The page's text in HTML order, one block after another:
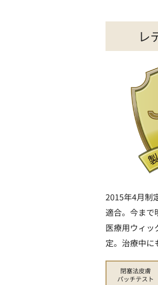
レ
2015年4月制
適合。今まで
医療用ウィッ
定。治療中に
閉塞法皮膚
パッチテスト